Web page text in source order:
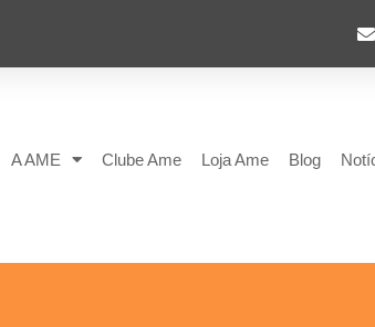
A AME Clube Ame Loja Ame Blog